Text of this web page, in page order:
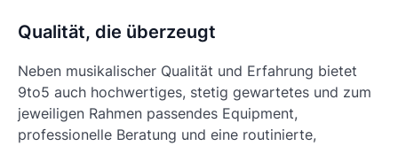
Qualität, die überzeugt
Neben musikalischer Qualität und Erfahrung bietet
9to5 auch hochwertiges, stetig gewartetes und zum
jeweiligen Rahmen passendes Equipment,
professionelle Beratung und eine routinierte,